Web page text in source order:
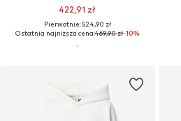
422,91 zł
Pierwotnie: 524,90 zł
Ostatnia najniższa cena:469,90 zł-10%